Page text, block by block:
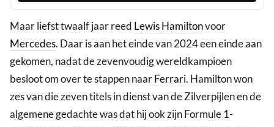
Maar liefst twaalf jaar reed Lewis Hamiltonvoor
Mercedes. Daar is aan het einde van 2024 een einde aan
gekomen, nadat de zevenvoudig wereldkampioen
besloot om over te stappen naarFerrari. Hamilton won
zes van die zeven titels in dienst van de Zilverpijlen en de
algemene gedachte was dat hij ook zijn Formule 1-